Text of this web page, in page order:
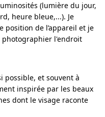
(lumière du jour,
heure bleue,...). Je
position de l’appareil et je
photographier l'endroit
possible, et souvent à
inspirée par les beaux
dont le visage raconte